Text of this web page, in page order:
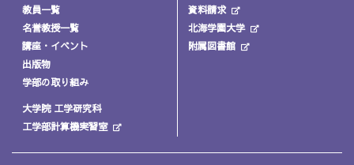
教員一覧
名誉教授一覧
講座・イベント
出版物
学部の取り組み
大学院 工学研究科
工学部計算機実習室
資料請求
北海学園大学
附属図書館